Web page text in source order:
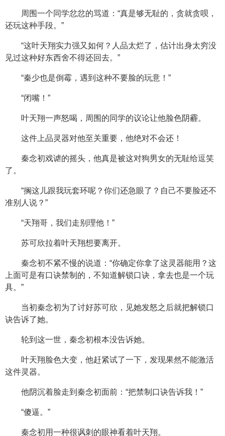
周围一个同学忿忿的骂道：“真是够无耻的，贪就贪呗，
还玩这种手段。”
“这叶天翔实力强又如何？人品太烂了，估计出身太穷没
见过这种好东西舍不得还回去。”
“秦少也是倒霉，遇到这种不要脸的玩意！”
“闭嘴！”
叶天翔一声怒喝，周围的同学的议论让他脸色阴霾。
这件上品灵器对他至关重要，他绝对不会还！
秦念初戏谑的摇头，他真是被这对狗男女的无耻给逗笑
了。
“搁这儿跟我玩套环呢？你们还急眼了？自己不要脸还不
准别人说？”
“天翔哥，我们走别理他！”
苏可欣拉着叶天翔想要离开。
秦念初不紧不慢的说道：“你确定你拿了这灵器能用？这
上面可是有口诀禁制的，不知道解锁口诀，拿去也是一个玩
具。”
当初秦念初为了讨好苏可欣，见她发怒之后就把解锁口
诀告诉了她。
轮到这一世，秦念初根本没告诉她。
叶天翔脸色大变，他赶紧试了一下，发现果然不能激活
这件灵器。
他阴沉着脸走到秦念初面前：“把禁制口诀告诉我！”
“傻逼。”
秦念初用一种很讽刺的眼神看着叶天翔。